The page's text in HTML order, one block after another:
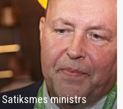
Satiksmes ministrs